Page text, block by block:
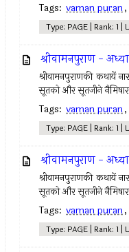
Tags: vaman puran,
Type: PAGE | Rank: 1 |
श्रीवामनपुराण -
श्रीवामनपुराणकी कथायें
सूतको और सूतजीने
Tags: vaman puran,
Type: PAGE | Rank: 1 |
श्रीवामनपुराण -
श्रीवामनपुराणकी कथायें
सूतको और सूतजीने
Tags: vaman puran,
Type: PAGE | Rank: 1 |